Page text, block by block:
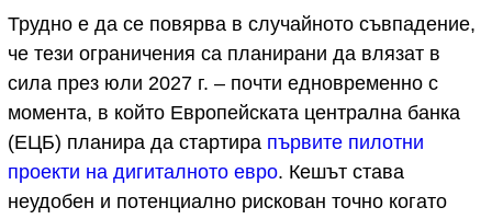
Трудно е да се повярва в случайното съвпадение,
че тези ограничения са планирани да влязат в
сила през юли 2027 г. – почти едновременно с
момента, в който Европейската централна банка
(ЕЦБ) планира да стартира първите пилотни
проекти на дигиталното евро. Кешът става
неудобен и потенциално рискован точно когато